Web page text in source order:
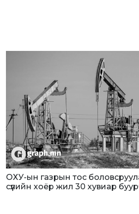
ОХУ-ын газрын тос
сүүлийн хоёр жил 30 хувиар